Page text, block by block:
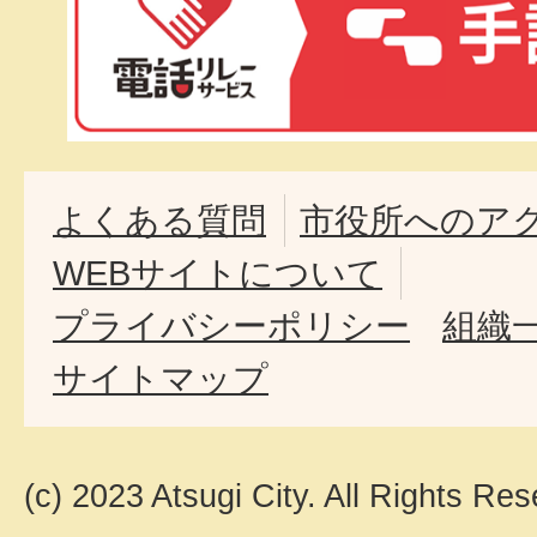
よくある質問
市役所へのア
WEBサイトについて
プライバシーポリシー
組織
サイトマップ
(c) 2023 Atsugi City. All Rights